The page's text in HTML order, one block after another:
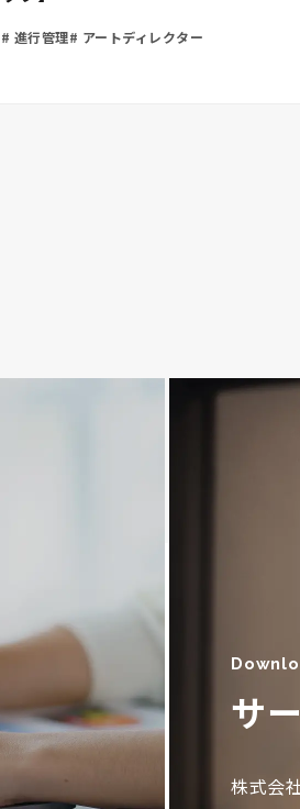
進行管理 アートディレクター
サ
株式会